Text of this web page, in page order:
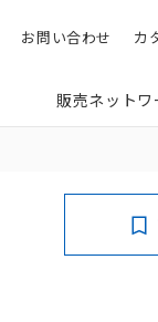
検索 カ
お問い合わせ
販売ネットワ